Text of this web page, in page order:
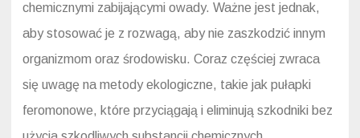
chemicznymi zabijającymi owady. Ważne jest jednak,
aby stosować je z rozwagą, aby nie zaszkodzić innym
organizmom oraz środowisku. Coraz częściej zwraca
się uwagę na metody ekologiczne, takie jak pułapki
feromonowe, które przyciągają i eliminują szkodniki bez